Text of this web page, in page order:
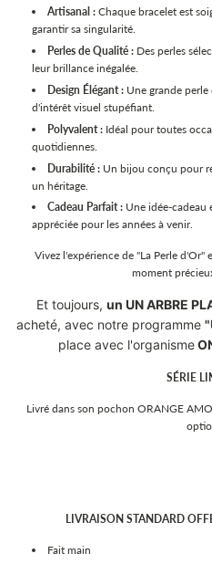
Artisanal : Chaque bracelet est
garantir sa singularité.
Perles de Qualité : Des perles
leur brillance inégalée.
Design Élégant : Une grande
d'intérêt visuel stupéfiant.
Polyvalent : Idéal pour toutes
quotidiennes.
Durabilité : Un bijou conçu pour
un héritage.
Cadeau Parfait : Une idée-cadeau
appréciée pour les années à venir.
Vivez l'expérience de "La Perle d'Or"
moment
Et toujours, un UN ARBRE
acheté, avec notre programme
place avec l'organisme
SÉRIE
Livré dans son pochon ORANGE
LIVRAISON STANDARD
Fait main